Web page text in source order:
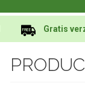
Gratis